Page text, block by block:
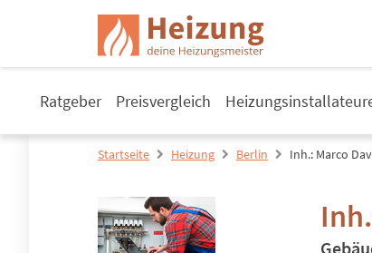
Ratgeber Preisvergleich
Startseite Heizung Berlin Inh.: Marco